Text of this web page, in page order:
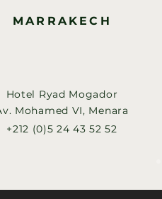
MARRAKECH
Hotel Ryad Mogador
Mohamed VI, Menara
+212 (0)5 24 43 52 52